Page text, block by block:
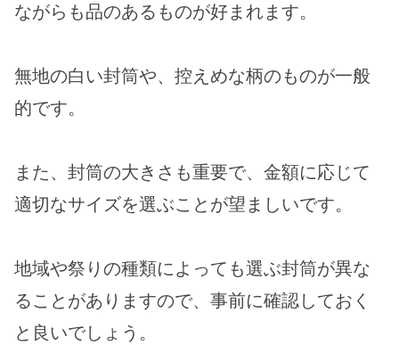
ながらも品のあるものが好まれます。
無地の白い封筒や、控えめな柄のものが一般
的です。
また、封筒の大きさも重要で、金額に応じて
適切なサイズを選ぶことが望ましいです。
地域や祭りの種類によっても選ぶ封筒が異な
ることがありますので、事前に確認しておく
と良いでしょう。